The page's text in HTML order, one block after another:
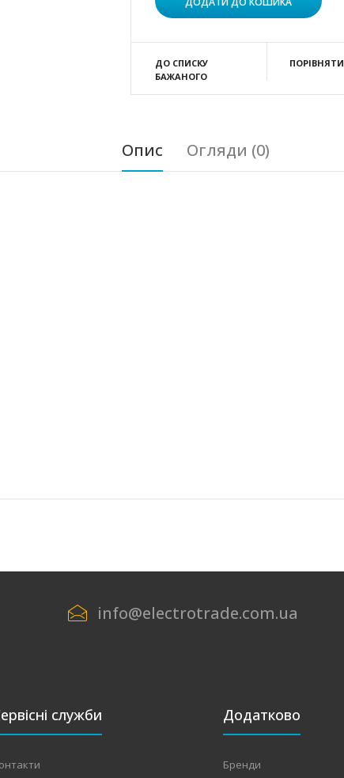
ДО СПИСКУ
БАЖАНОГО
ПОРІВНЯТИ
Опис Огляди (0)
info@electrotrade.com.ua
служби Додатково
Бренди